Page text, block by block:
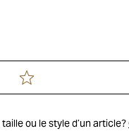
ou le style d’un article?